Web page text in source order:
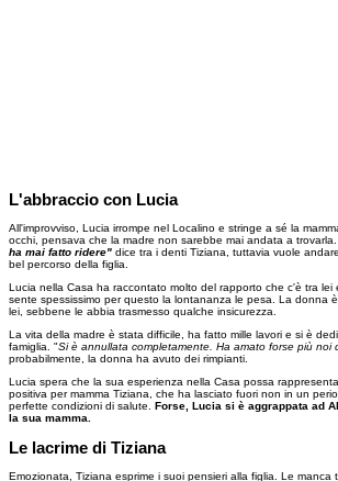
L'abbraccio con Lucia
All'improvviso, Lucia irrompe nel Localino e stringe a sé la
occhi, pensava che la madre non sarebbe mai andata a
ha mai fatto ridere" dice tra i denti Tiziana, tuttavia vuole
bel percorso della figlia.
Lucia nella Casa ha raccontato molto del rapporto che c'è tra lei
sente spessissimo per questo la lontananza le pesa. La donna
lei, sebbene le abbia trasmesso qualche insicurezza.
La vita della madre è stata difficile, ha fatto mille lavori e si è
famiglia. "Si è annullata completamente. Ha amato forse più noi
probabilmente, la donna ha avuto dei rimpianti.
Lucia spera che la sua esperienza nella Casa possa
positiva per mamma Tiziana, che ha lasciato fuori non in un
perfette condizioni di salute.
Forse, Lucia si è aggrappata ad
la sua mamma.
Le lacrime di Tiziana
Emozionata, Tiziana esprime i suoi pensieri alla figlia. Le manca